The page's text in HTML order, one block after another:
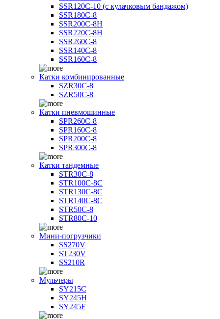
SSR120C-10 (с кулачковым бандажом)
SSR180C-8
SSR200C-8H
SSR220C-8H
SSR260C-8
SSR140C-8
SSR160C-8
Катки комбинированные
SZR30C-8
SZR50C-8
Катки пневмошинные
SPR260C-8
SPR160C-8
SPR200C-8
SPR300C-8
Катки тандемные
STR30C-8
STR100C-8С
STR130C-8С
STR140C-8С
STR50C-8
STR80C-10
Мини-погрузчики
SS270V
ST230V
SS210R
Мульчеры
SY215C
SY245H
SY245F